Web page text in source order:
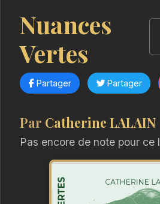
Nuances
Vertes
Partager Partager
Par Catherine LALAIN
Pas encore de note pour ce